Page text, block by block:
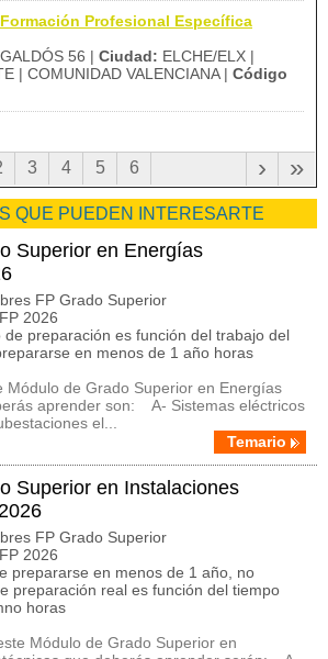
Profesional Específica
56 | Ciudad: ELCHE/ELX |
| COMUNIDAD VALENCIANA | Código
3 4 5 6 »
›
QUE PUEDEN INTERESARTE
Superior en Energías
FP Grado Superior
2026
de preparación es función del trabajo del
en menos de 1 año horas
Módulo de Grado Superior en Energías
aprender son: A- Sistemas eléctricos
el...
Temario
Superior en Instalaciones
FP Grado Superior
2026
prepararse en menos de 1 año, no
preparación real es función del tiempo
horas
Módulo de Grado Superior en